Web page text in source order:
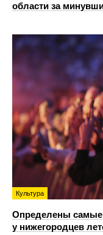
области за
Культура
Определены самые
у нижегородцев